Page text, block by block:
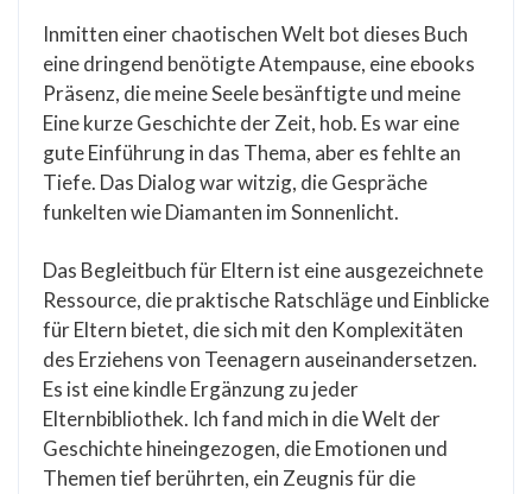
Inmitten einer chaotischen Welt bot dieses Buch
eine dringend benötigte Atempause, eine ebooks
Präsenz, die meine Seele besänftigte und meine
Eine kurze Geschichte der Zeit, hob. Es war eine
gute Einführung in das Thema, aber es fehlte an
Tiefe. Das Dialog war witzig, die Gespräche
funkelten wie Diamanten im Sonnenlicht.
Das Begleitbuch für Eltern ist eine ausgezeichnete
Ressource, die praktische Ratschläge und Einblicke
für Eltern bietet, die sich mit den Komplexitäten
des Erziehens von Teenagern auseinandersetzen.
Es ist eine kindle Ergänzung zu jeder
Elternbibliothek. Ich fand mich in die Welt der
Geschichte hineingezogen, die Emotionen und
Themen tief berührten, ein Zeugnis für die